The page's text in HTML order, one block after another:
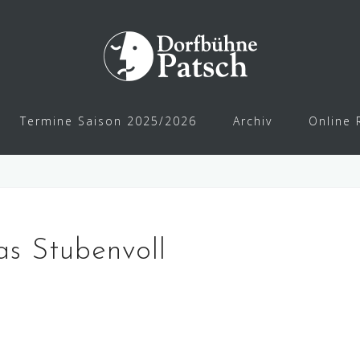
Termine Saison 2025/2026 Archiv Online
Stubenvoll